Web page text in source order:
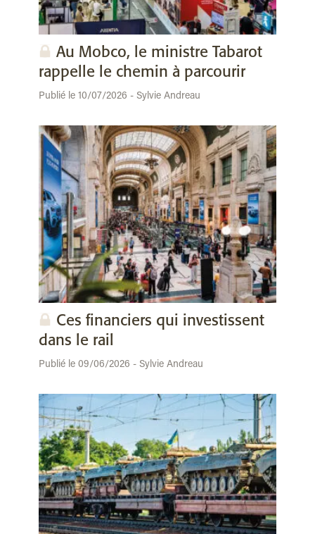
Au Mobco, le ministre Tabarot
rappelle le chemin à parcourir
Publié le 10/07/2026 - Sylvie Andreau
Ces financiers qui investissent
dans le rail
Publié le 09/06/2026 - Sylvie Andreau